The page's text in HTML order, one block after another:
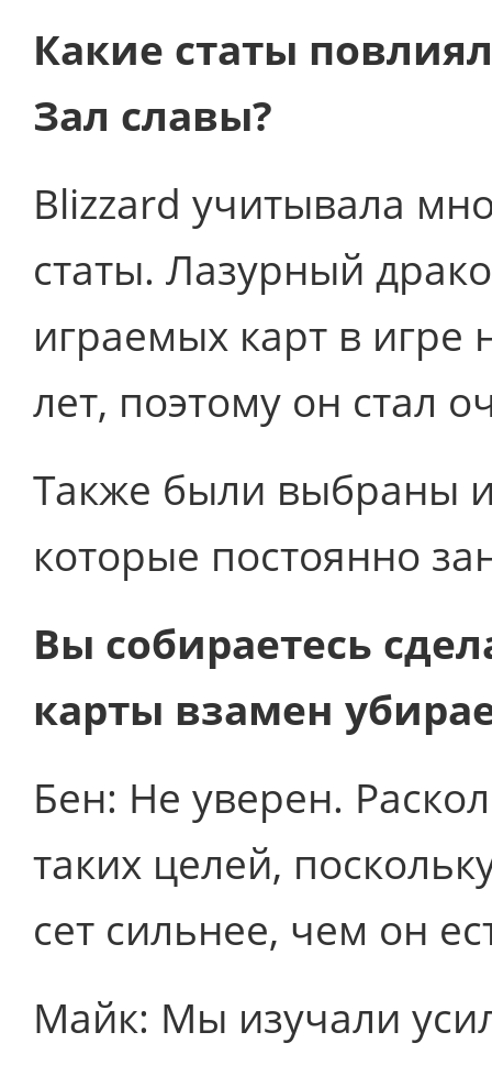
Какие статы
Зал славы?
Blizzard учитывала
статы. Лазурный
играемых карт в игре
лет, поэтому он стал
Также были выбраны
которые постоянно
Вы собираетесь
карты взамен
Бен: Не уверен.
таких целей,
сет сильнее, чем он
Майк: Мы изучали